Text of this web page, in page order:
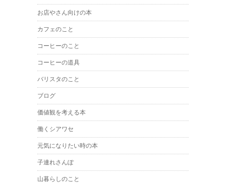
お店やさん向けの本
カフェのこと
コーヒーのこと
コーヒーの道具
バリスタのこと
ブログ
価値観を考える本
働くシアワセ
元気になりたい時の本
子連れさんぽ
山暮らしのこと